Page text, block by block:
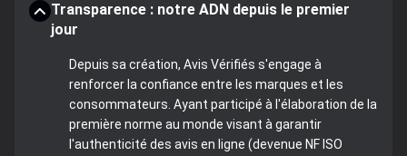
Transparence : notre ADN depuis le premier
jour
Depuis sa création, Avis Vérifiés s'engage à
renforcer la confiance entre les marques et les
consommateurs. Ayant participé à l'élaboration de la
première norme au monde visant à garantir
l'authenticité des avis en ligne (devenue NF ISO